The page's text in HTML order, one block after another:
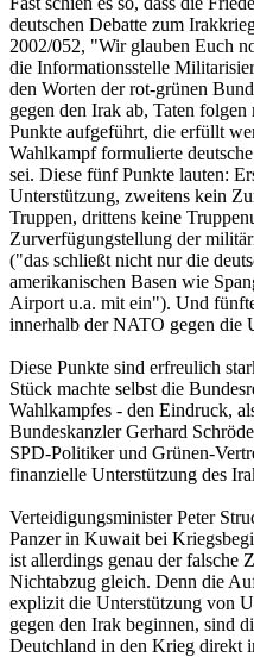
deutschen Debatte zum
2002/052, "Wir glauben Euch
die Informationsstelle
den Worten der rot-grünen
gegen den Irak ab, Taten
Punkte aufgeführt, die erfüllt
Wahlkampf formulierte
sei. Diese fünf Punkte lauten:
Unterstützung, zweitens kein
Truppen, drittens keine
Zurverfügungstellung der
("das schließt nicht nur die
amerikanischen Basen wie
Airport u.a. mit ein"). Und
innerhalb der NATO gegen die
Diese Punkte sind erfreulich
Stück machte selbst die
Wahlkampfes - den Eindruck,
Bundeskanzler Gerhard
SPD-Politiker und Grünen-
finanzielle Unterstützung des
Verteidigungsminister Peter
Panzer in Kuwait bei
ist allerdings genau der falsche
Nichtabzug gleich. Denn die
explizit die Unterstützung von
gegen den Irak beginnen, sind
Deutchland in den Krieg direkt